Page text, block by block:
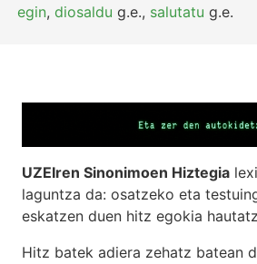
egin,diosaldu g.e., salutatu g.e.
UZEIren Sinonimoen Hiztegia
laguntza da: osatzeko eta
eskatzen duen hitz egokia
Hitz batek adiera zehatz batean